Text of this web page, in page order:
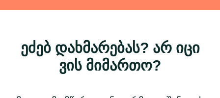
ეძებ დახმარებას? არ იცი
ვის მიმართო?